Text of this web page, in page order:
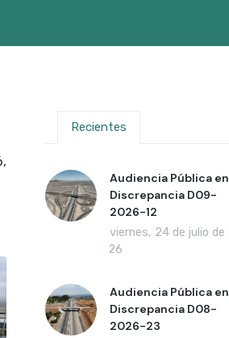
Recientes
Audiencia Pública en
Discrepancia D09-
2026-12
viernes, 24 de julio de
2026
Audiencia Pública en
Discrepancia D08-
2026-23